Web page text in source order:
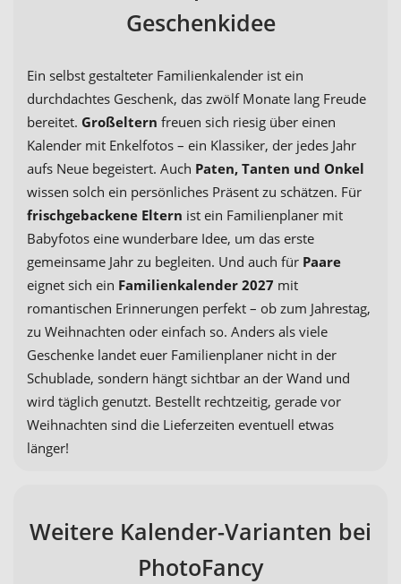
Geschenkidee
Ein selbst gestalteter Familienkalender ist ein
durchdachtes Geschenk, das zwölf Monate lang Freude
bereitet. Großeltern freuen sich riesig über einen
Kalender mit Enkelfotos – ein Klassiker, der jedes Jahr
aufs Neue begeistert. Auch Paten, Tanten und Onkel
wissen solch ein persönliches Präsent zu schätzen. Für
frischgebackene Eltern ist ein Familienplaner mit
Babyfotos eine wunderbare Idee, um das erste
gemeinsame Jahr zu begleiten. Und auch für Paare
eignet sich ein Familienkalender 2027 mit
romantischen Erinnerungen perfekt – ob zum Jahrestag,
zu Weihnachten oder einfach so. Anders als viele
Geschenke landet euer Familienplaner nicht in der
Schublade, sondern hängt sichtbar an der Wand und
wird täglich genutzt. Bestellt rechtzeitig, gerade vor
Weihnachten sind die Lieferzeiten eventuell etwas
länger!
Weitere Kalender-Varianten bei
PhotoFancy